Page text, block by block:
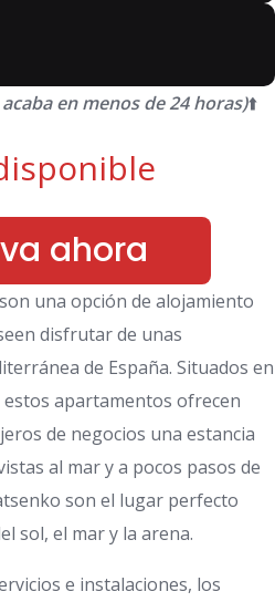
en menos de 24 horas)⬆️
ahora
una opción de alojamiento
disfrutar de unas
de España. Situados en
apartamentos ofrecen
de negocios una estancia
al mar y a pocos pasos de
son el lugar perfecto
sol, el mar y la arena.
e instalaciones, los